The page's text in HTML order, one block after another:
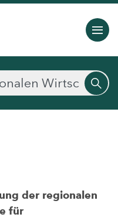
der regionalen
für